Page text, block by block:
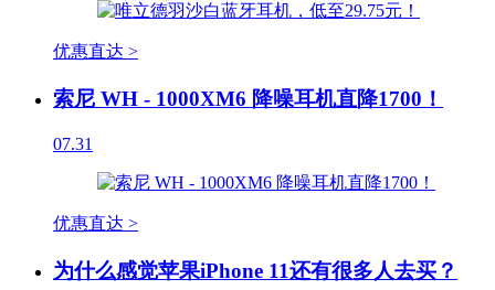
优惠直达 >
索尼 WH - 1000XM6 降噪耳机直降1700！
07.31
优惠直达 >
为什么感觉苹果iPhone 11还有很多人去买？